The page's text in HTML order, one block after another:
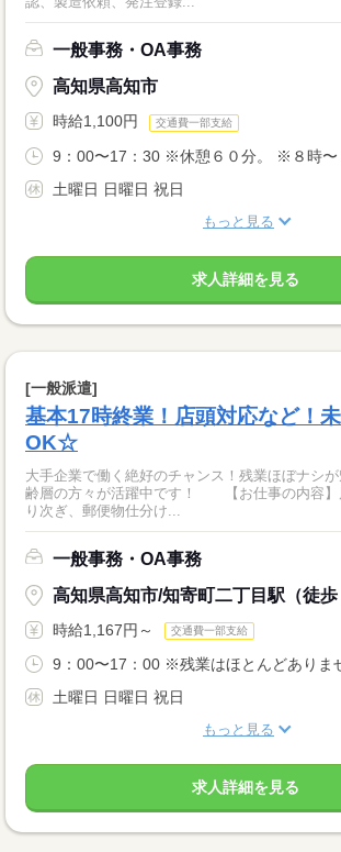
一般事務・OA事務
高知県高知市
時給1,100円 交通費一部支給
9：00〜17：30 ※休憩６０分。 ※８時〜
土曜日 日曜日 祝日
もっと見る
求人詳細を見る
[一般派遣]
基本17時終業！店頭対応など！
OK☆
大手企業で働く絶好のチャンス！残業ほぼナシ
齢層の方々が活躍中です！ 【お仕事の内容】
り次ぎ、郵便物仕分け...
一般事務・OA事務
高知県高知市/知寄町二丁目駅（徒歩
時給1,167円～ 交通費一部支給
9：00〜17：00 ※残業はほとんどありま
土曜日 日曜日 祝日
もっと見る
求人詳細を見る